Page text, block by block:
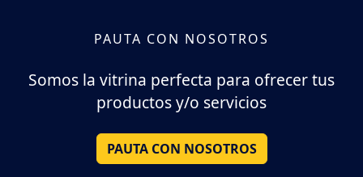
PAUTA CON NOSOTROS
Somos la vitrina perfecta para ofrecer tus
productos y/o servicios
PAUTA CON NOSOTROS